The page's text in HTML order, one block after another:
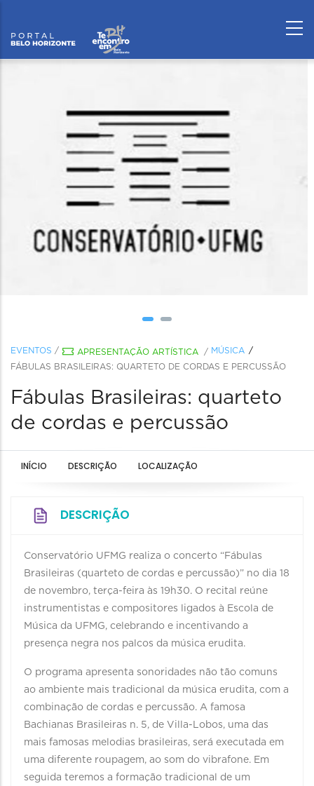
EVENTOS / APRESENTAÇÃO ARTÍSTICA / MÚSICA
FÁBULAS BRASILEIRAS: QUARTETO DE CORDAS E PERCUSSÃO
Fábulas Brasileiras: quarteto
de cordas e percussão
INÍCIO DESCRIÇÃO LOCALIZAÇÃO
DESCRIÇÃO
Conservatório UFMG realiza o concerto “Fábulas
Brasileiras (quarteto de cordas e percussão)” no dia 18
de novembro, terça-feira às 19h30. O recital reúne
instrumentistas e compositores ligados à Escola de
Música da UFMG, celebrando e incentivando a
presença negra nos palcos da música erudita.
O programa apresenta sonoridades não tão comuns
ao ambiente mais tradicional da música erudita, com a
combinação de cordas e percussão. A famosa
Bachianas Brasileiras n. 5, de Villa-Lobos, uma das
mais famosas melodias brasileiras, será executada em
uma diferente roupagem, ao som do vibrafone. Em
seguida teremos a formação tradicional de um